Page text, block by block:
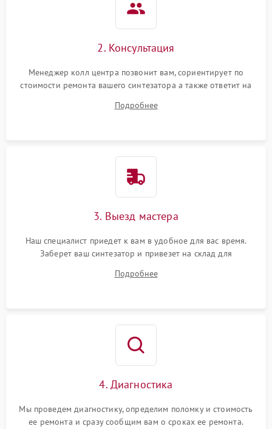
2. Консультация
Менеджер колл центра позвонит вам, сориентирует по
стоимости ремонта вашего синтезатора а также ответит на
Подробнее
3. Выезд мастера
Наш специалист приедет к вам в удобное для вас время.
Заберет ваш синтезатор и привезет на склад для
Подробнее
4. Диагностика
Мы проведем диагностику, определим поломку и стоимость
ее ремонта и сразу сообщим вам о сроках ее ремонта.